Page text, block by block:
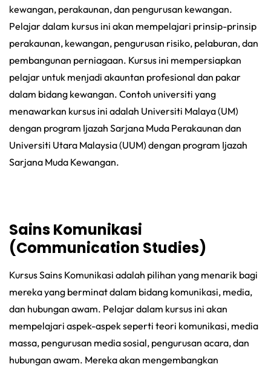
kewangan, perakaunan, dan pengurusan kewangan.
Pelajar dalam kursus ini akan mempelajari prinsip-prinsip
perakaunan, kewangan, pengurusan risiko, pelaburan, dan
pembangunan perniagaan. Kursus ini mempersiapkan
pelajar untuk menjadi akauntan profesional dan pakar
dalam bidang kewangan. Contoh universiti yang
menawarkan kursus ini adalah Universiti Malaya (UM)
dengan program Ijazah Sarjana Muda Perakaunan dan
Universiti Utara Malaysia (UUM) dengan program Ijazah
Sarjana Muda Kewangan.
Sains Komunikasi
(Communication Studies)
Kursus Sains Komunikasi adalah pilihan yang menarik bagi
mereka yang berminat dalam bidang komunikasi, media,
dan hubungan awam. Pelajar dalam kursus ini akan
mempelajari aspek-aspek seperti teori komunikasi, media
massa, pengurusan media sosial, pengurusan acara, dan
hubungan awam. Mereka akan mengembangkan